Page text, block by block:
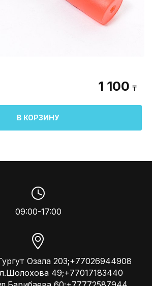
1 100 ₸
В КОРЗИНУ
09:00-17:00
Озала 203;+77026944908
49;+77017183440